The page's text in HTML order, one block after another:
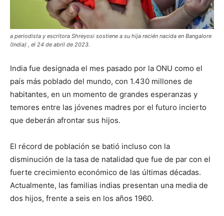
a periodista y escritora Shreyosi sostiene a su hija recién nacida en Bangalore
(India) , el 24 de abril de 2023.
India fue designada el mes pasado por la ONU como el
país más poblado del mundo, con 1.430 millones de
habitantes, en un momento de grandes esperanzas y
temores entre las jóvenes madres por el futuro incierto
que deberán afrontar sus hijos.
El récord de población se batió incluso con la
disminución de la tasa de natalidad que fue de par con el
fuerte crecimiento económico de las últimas décadas.
Actualmente, las familias indias presentan una media de
dos hijos, frente a seis en los años 1960.